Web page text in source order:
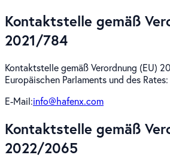
Kontaktstelle gemäß
2021/784
Kontaktstelle gemäß Verordnung (EU)
Europäischen Parlaments und des Rates:
E-Mail:info@hafenx.com
Kontaktstelle gemäß
2022/2065